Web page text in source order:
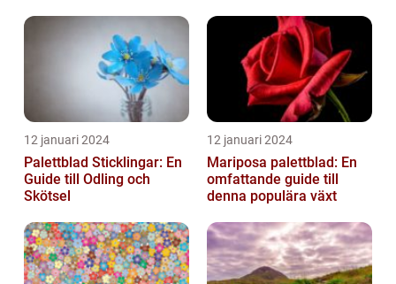
trädg...
12 januari 2024
Palettblad Sticklingar: En
Guide till Odling och
Skötsel
12 januari 2024
Mariposa palettblad: En
omfattande guide till
denna populära växt